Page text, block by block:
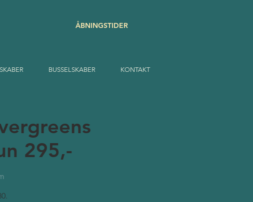
ÅBNINGSTIDER
BUSSELSKABER KONTAKT
295,-